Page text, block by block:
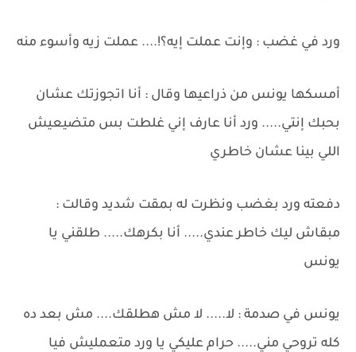
ورد في غضب : وإنت عملت إيه؟!.... عملت زيه وأسوء منه
أمسكها يونس من ذراعيها وقال : أنا اتجوزتك عشان
بحبك إنتي..... ورد أنا عارف إني غلطت بس متضيعيش
اللي بينا عشان خاطري
دفعته ورد بغضب ونظرت له بمقت شديد وقالت :
مبقاش ليك خاطر عندي..... أنا بكرهك..... طلقني يا
يونس
يونس في صدمة : لا..... لا مش هطلقك.... مش بعد ده
كله تروحي مني..... حرام عليكي يا ورد متعمليش فيا